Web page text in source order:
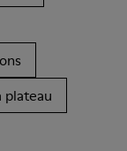
plateau